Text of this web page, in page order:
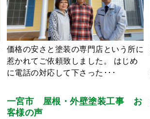
価格の安さと塗装の専門店という所に
惹かれてご依頼致しました。 はじめ
に電話の対応して下さった･･･
一宮市 屋根・外壁塗装工事 お
客様の声